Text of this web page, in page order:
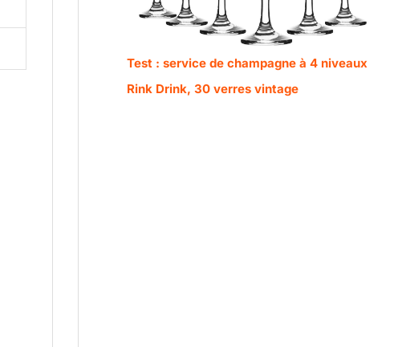
Test : service de champagne à 4 niveaux
Rink Drink, 30 verres vintage